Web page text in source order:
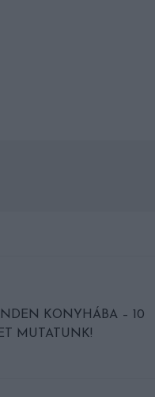
KONYHÁBA – 10
MUTATUNK!